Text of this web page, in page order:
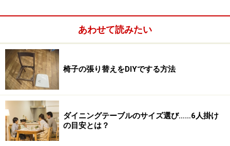
ト（以下ライト）がデザインした「ライト館」。当時の
ままなんですか？』と。
すると流石気の利く支配人、古い建築雑誌や本を出して
きて色々と説明いただいた。
フランク・ロイド・ライト
ライトは使用する石材から調度品に使う木材の選定に至
あわせて読みたい
椅子の張り替えをDIYでする方法
ダイニングテーブルのサイズ選び……6人掛け
の目安とは？